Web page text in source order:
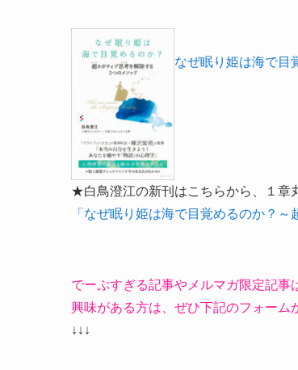
なぜ眠り姫は海で
★白鳥澄江の新刊はこちらから、１章
「なぜ眠り姫は海で目覚めるのか？
でーぷすぎる記事やメルマガ限定記事
興味がある方は、ぜひ下記のフォーム
↓↓↓